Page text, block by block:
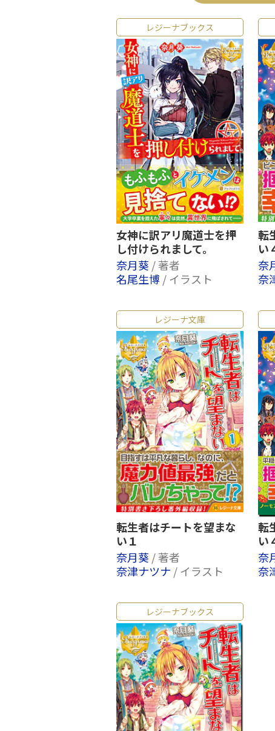
レジーナブックス
女神に訳アリ魔道士を押
し付けられまして。
奈月葵 / 著者
名尾生博/ イラスト
転
い
奈
奈
レジーナ文庫
転生者はチートを望まな
い１
奈月葵 / 著者
奈津ナツナ / イラスト
転
い
奈
奈
レジーナブックス